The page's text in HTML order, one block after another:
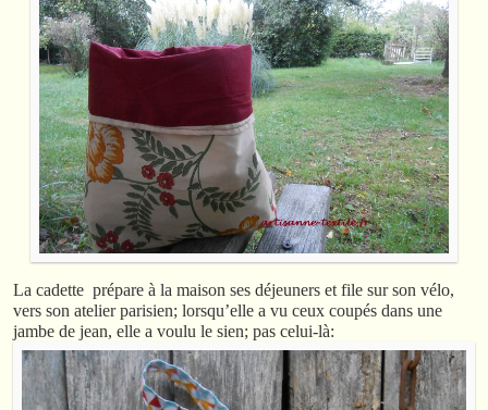
La cadette prépare à la maison ses déjeuners et file sur son vélo,
vers son atelier parisien; lorsqu’elle a vu ceux coupés dans une
jambe de jean, elle a voulu le sien; pas celui-là: